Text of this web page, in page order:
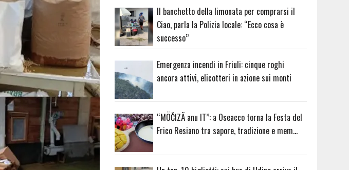
Il banchetto della limonata per comprarsi il
Ciao, parla la Polizia locale: “Ecco cosa è
successo”
Emergenza incendi in Friuli: cinque roghi
ancora attivi, elicotteri in azione sui monti
“MÖČIZÄ anu IT”: a Oseacco torna la Festa del
Frico Resiano tra sapore, tradizione e mem…